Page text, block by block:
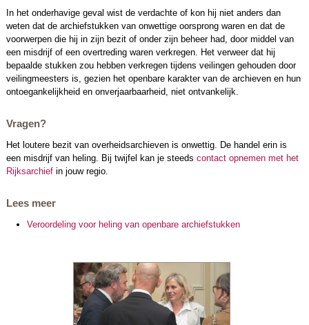
In het onderhavige geval wist de verdachte of kon hij niet anders dan
weten dat de archiefstukken van onwettige oorsprong waren en dat de
voorwerpen die hij in zijn bezit of onder zijn beheer had, door middel van
een misdrijf of een overtreding waren verkregen. Het verweer dat hij
bepaalde stukken zou hebben verkregen tijdens veilingen gehouden door
veilingmeesters is, gezien het openbare karakter van de archieven en hun
ontoegankelijkheid en onverjaarbaarheid, niet ontvankelijk.
Vragen?
Het loutere bezit van overheidsarchieven is onwettig. De handel erin is
een misdrijf van heling. Bij twijfel kan je steeds contact opnemen met het
Rijksarchiefin jouw regio.
Lees meer
Veroordeling voor heling van openbare archiefstukken